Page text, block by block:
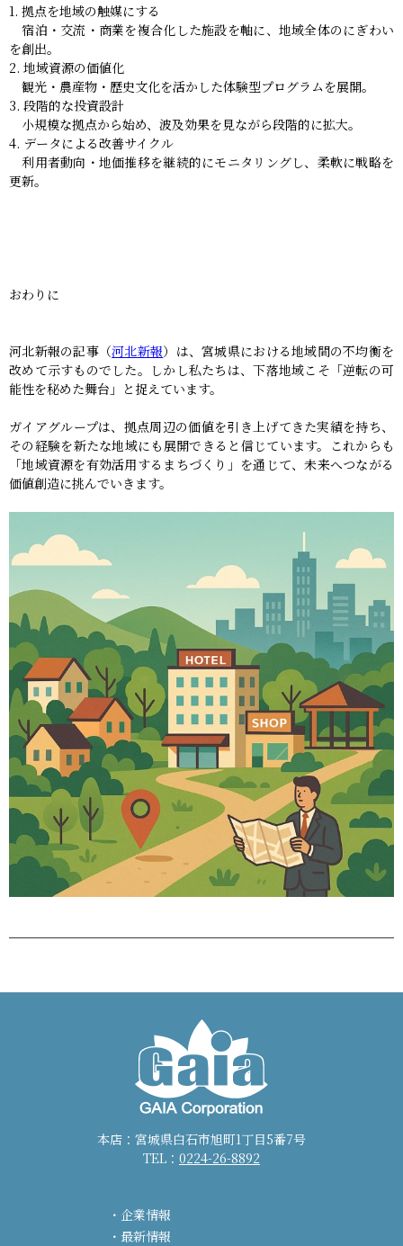
拠点を地域の触媒にする
宿泊・交流・商業を複合化した施設を軸に、地域全体のにぎわい
を創出。
地域資源の価値化
観光・農産物・歴史文化を活かした体験型プログラムを展開。
段階的な投資設計
小規模な拠点から始め、波及効果を見ながら段階的に拡大。
データによる改善サイクル
利用者動向・地価推移を継続的にモニタリングし、柔軟に戦略を
更新。
おわりに
河北新報の記事（河北新報）は、宮城県における地域間の不均衡を
改めて示すものでした。しかし私たちは、下落地域こそ「逆転の可
能性を秘めた舞台」と捉えています。
ガイアグループは、拠点周辺の価値を引き上げてきた実績を持ち、
その経験を新たな地域にも展開できると信じています。これからも
「地域資源を有効活用するまちづくり」を通じて、未来へつながる
価値創造に挑んでいきます。
本店：宮城県白石市旭町1丁目5番7号
TEL： 0224-26-8892
企業情報
最新情報